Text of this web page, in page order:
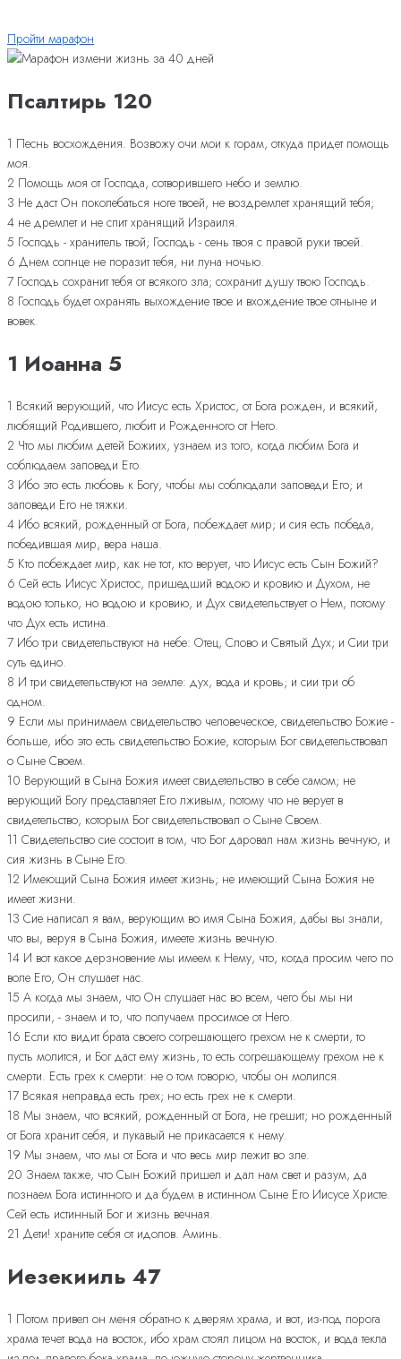
Пройти марафон
Псалтирь 120
1 Песнь восхождения. Возвожу очи мои к горам, откуда придет помощь
моя.
2 Помощь моя от Господа, сотворившего небо и землю.
3 Не даст Он поколебаться ноге твоей, не воздремлет хранящий тебя;
4 не дремлет и не спит хранящий Израиля.
5 Господь - хранитель твой; Господь - сень твоя с правой руки твоей.
6 Днем солнце не поразит тебя, ни луна ночью.
7 Господь сохранит тебя от всякого зла; сохранит душу твою Господь.
8 Господь будет охранять выхождение твое и вхождение твое отныне и
вовек.
1 Иоанна 5
1 Всякий верующий, что Иисус есть Христос, от Бога рожден, и всякий,
любящий Родившего, любит и Рожденного от Него.
2 Что мы любим детей Божиих, узнаем из того, когда любим Бога и
соблюдаем заповеди Его.
3 Ибо это есть любовь к Богу, чтобы мы соблюдали заповеди Его; и
заповеди Его не тяжки.
4 Ибо всякий, рожденный от Бога, побеждает мир; и сия есть победа,
победившая мир, вера наша.
5 Кто побеждает мир, как не тот, кто верует, что Иисус есть Сын Божий?
6 Сей есть Иисус Христос, пришедший водою и кровию и Духом, не
водою только, но водою и кровию, и Дух свидетельствует о Нем, потому
что Дух есть истина.
7 Ибо три свидетельствуют на небе: Отец, Слово и Святый Дух; и Сии три
суть едино.
8 И три свидетельствуют на земле: дух, вода и кровь; и сии три об
одном.
9 Если мы принимаем свидетельство человеческое, свидетельство Божие -
больше, ибо это есть свидетельство Божие, которым Бог свидетельствовал
о Сыне Своем.
10 Верующий в Сына Божия имеет свидетельство в себе самом; не
верующий Богу представляет Его лживым, потому что не верует в
свидетельство, которым Бог свидетельствовал о Сыне Своем.
11 Свидетельство сие состоит в том, что Бог даровал нам жизнь вечную, и
сия жизнь в Сыне Его.
12 Имеющий Сына Божия имеет жизнь; не имеющий Сына Божия не
имеет жизни.
13 Сие написал я вам, верующим во имя Сына Божия, дабы вы знали,
что вы, веруя в Сына Божия, имеете жизнь вечную.
14 И вот какое дерзновение мы имеем к Нему, что, когда просим чего по
воле Его, Он слушает нас.
15 А когда мы знаем, что Он слушает нас во всем, чего бы мы ни
просили, - знаем и то, что получаем просимое от Него.
16 Если кто видит брата своего согрешающего грехом не к смерти, то
пусть молится, и Бог даст ему жизнь, то есть согрешающему грехом не к
смерти. Есть грех к смерти: не о том говорю, чтобы он молился.
17 Всякая неправда есть грех; но есть грех не к смерти.
18 Мы знаем, что всякий, рожденный от Бога, не грешит; но рожденный
от Бога хранит себя, и лукавый не прикасается к нему.
19 Мы знаем, что мы от Бога и что весь мир лежит во зле.
20 Знаем также, что Сын Божий пришел и дал нам свет и разум, да
познаем Бога истинного и да будем в истинном Сыне Его Иисусе Христе.
Сей есть истинный Бог и жизнь вечная.
21 Дети! храните себя от идолов. Аминь.
Иезекииль 47
1 Потом привел он меня обратно к дверям храма, и вот, из-под порога
храма течет вода на восток, ибо храм стоял лицом на восток, и вода текла